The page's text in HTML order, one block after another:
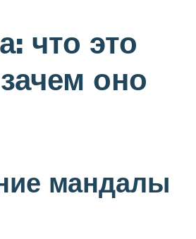
что это
оно
мандалы